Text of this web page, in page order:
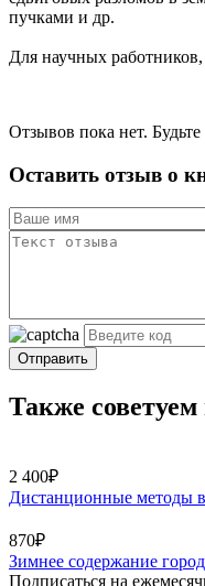
пучками и др.
Для научных
Отзывов пока нет.
Оставить отзыв о
Отправить
Также советуем
2 400₽
Дистанционные методы
870₽
Зимнее содержание
Подписаться на